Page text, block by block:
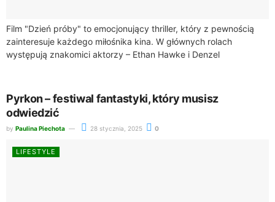
Film "Dzień próby" to emocjonujący thriller, który z pewnością
zainteresuje każdego miłośnika kina. W głównych rolach
występują znakomici aktorzy – Ethan Hawke i Denzel
Pyrkon – festiwal fantastyki, który musisz
odwiedzić
by Paulina Piechota 28 stycznia, 2025 0
LIFESTYLE